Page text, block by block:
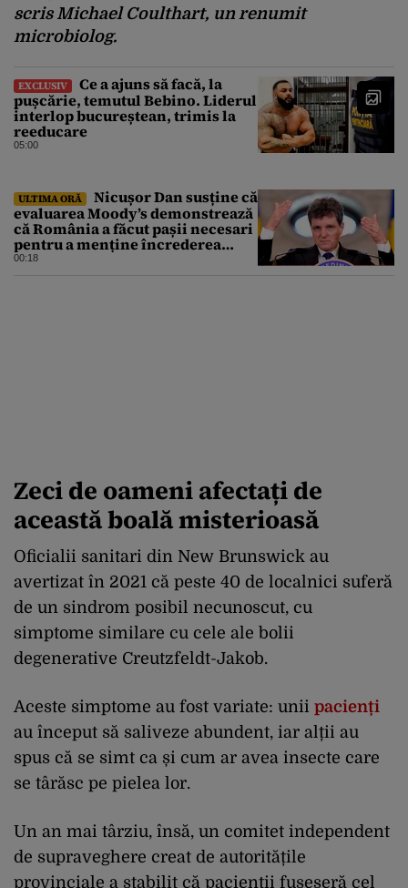
scris Michael Coulthart, un renumit
microbiolog.
EXCLUSIV
Ce a ajuns să facă, la
pușcărie, temutul Bebino. Liderul
interlop bucureștean, trimis la
reeducare
05:00
ULTIMA ORĂ
Nicușor Dan susține că
evaluarea Moody’s demonstrează
că România a făcut pașii necesari
pentru a menține încrederea
investitorilor: „Totuși,
00:18
Zeci de oameni afectați de
această boală misterioasă
Oficialii sanitari din New Brunswick au
avertizat în 2021 că peste 40 de localnici suferă
de un sindrom posibil necunoscut, cu
simptome similare cu cele ale bolii
degenerative Creutzfeldt-Jakob.
Aceste simptome au fost variate: unii pacienți
au început să saliveze abundent, iar alții au
spus că se simt ca și cum ar avea insecte care
se târăsc pe pielea lor.
Un an mai târziu, însă, un comitet independent
de supraveghere creat de autoritățile
provinciale a stabilit că pacienții fuseseră cel